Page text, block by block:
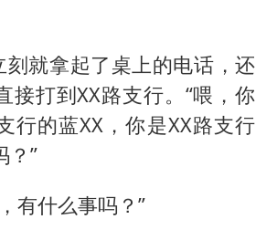
刻就拿起了桌上的电话，还
接打到XX路支行。“喂，你
行的蓝XX，你是XX路支行
？”
有什么事吗？”